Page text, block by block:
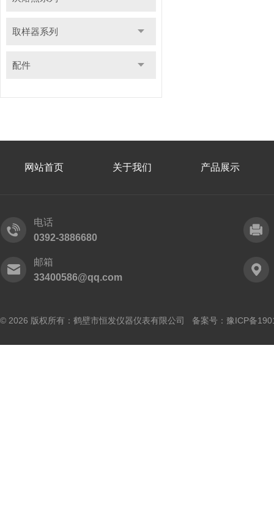
取样器系列
配件
网站首页 关于我们 产品展示
电话
0392-3886680
邮箱
33400586@qq.com
© 2026 版权所有：鹤壁市恒发仪器仪表有限公司 备案号： 豫ICP备